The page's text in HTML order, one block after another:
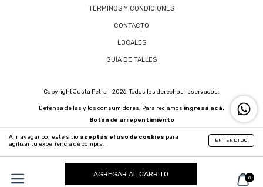
Al navegar por este sitio aceptás el uso de cookies para
agilizar tu experiencia de compra.
ENTENDIDO
0
TÉRMINOS Y CONDICIONES
CONTACTO
LOCALES
GUÍA DE TALLES
Copyright Justa Petra - 2026. Todos los derechos reservados.
Defensa de las y los consumidores. Para reclamos ingresá acá.
Botón de arrepentimiento